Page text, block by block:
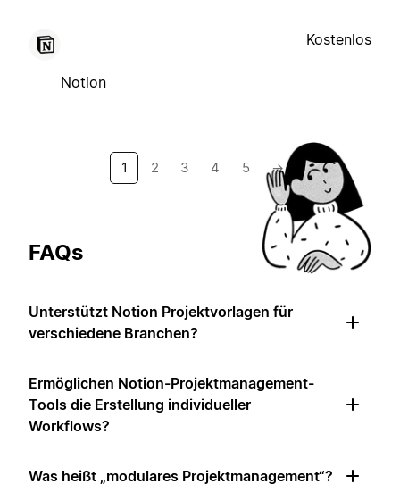
Notion
Kostenlos
1 2 3 4 5 →
FAQs
Unterstützt Notion Projektvorlagen für
verschiedene Branchen?
Ermöglichen Notion-Projektmanagement-
Tools die Erstellung individueller
Workflows?
Was heißt „modulares Projektmanagement“?